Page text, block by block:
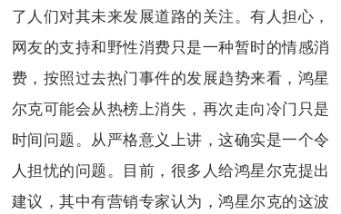
了人们对其未来发展道路的关注。有人担心，
网友的支持和野性消费只是一种暂时的情感消
费，按照过去热门事件的发展趋势来看，鸿星
尔克可能会从热榜上消失，再次走向冷门只是
时间问题。从严格意义上讲，这确实是一个令
人担忧的问题。目前，很多人给鸿星尔克提出
建议，其中有营销专家认为，鸿星尔克的这波